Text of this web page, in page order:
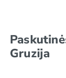
Gruzija